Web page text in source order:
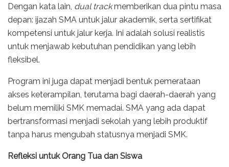
Dengan kata lain, dual trackmemberikan dua pintu masa
depan: ijazah SMA untuk jalur akademik, serta sertifikat
kompetensi untuk jalur kerja. Ini adalah solusi realistis
untuk menjawab kebutuhan pendidikan yang lebih
fleksibel.
Program ini juga dapat menjadi bentuk pemerataan
akses keterampilan, terutama bagi daerah-daerah yang
belum memiliki SMK memadai. SMA yang ada dapat
bertransformasi menjadi sekolah yang lebih produktif
tanpa harus mengubah statusnya menjadi SMK.
Refleksi untuk Orang Tua dan Siswa